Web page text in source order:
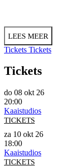
LEES MEER
Tickets Tickets
Tickets
do 08 okt 26
20:00
Kaaistudios
TICKETS
za 10 okt 26
18:00
Kaaistudios
TICKETS